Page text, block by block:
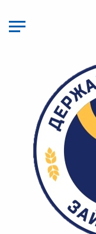
основного
матеріалу